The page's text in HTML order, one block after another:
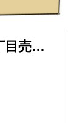
【売土地】福島区海老江3丁目売土地